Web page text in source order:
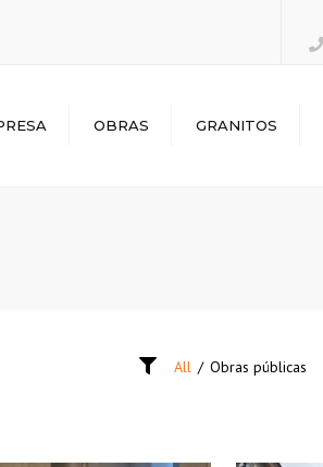
OBRAS GRANITOS
All / Obras públicas